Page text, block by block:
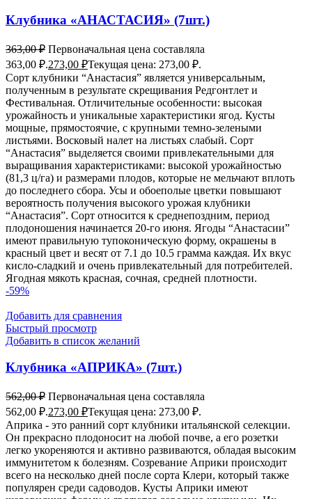
Клубника «АНАСТАСИЯ» (7шт.)
363,00₽ Первоначальная цена составляла
363,00 ₽.273,00 ₽Текущая цена: 273,00 ₽.
Сорт клубники “Анастасия” является универсальным,
полученным в результате скрещивания Редгонтлет и
Фестивальная. Отличительные особенности: высокая
урожайность и уникальные характеристики ягод. Кусты
мощные, прямостоячие, с крупными темно-зелеными
листьями. Восковый налет на листьях слабый. Сорт
“Анастасия” выделяется своими привлекательными для
выращивания характеристиками: высокой урожайностью
(81,3 ц/га) и размерами плодов, которые не мельчают вплоть
до последнего сбора. Усы и обоеполые цветки повышают
вероятность получения высокого урожая клубники
“Анастасия”. Сорт относится к среднепоздним, период
плодоношения начинается 20-го июня. Ягоды “Анастасии”
имеют правильную тупоконическую форму, окрашены в
красный цвет и весят от 7.1 до 10.5 грамма каждая. Их вкус
кисло-сладкий и очень привлекательный для потребителей.
Ягодная мякоть красная, сочная, средней плотности.
-59%
Добавить для сравнения
Быстрый просмотр
Добавить в список желаний
Клубника «АПРИКА» (7шт.)
562,00₽ Первоначальная цена составляла
562,00 ₽.273,00 ₽Текущая цена: 273,00 ₽.
Априка - это ранний сорт клубники итальянской селекции.
Он прекрасно плодоносит на любой почве, а его розетки
легко укореняются и активно развиваются, обладая высоким
иммунитетом к болезням. Созревание Априки происходит
всего на несколько дней после сорта Клери, который также
популярен среди садоводов. Кусты Априки имеют